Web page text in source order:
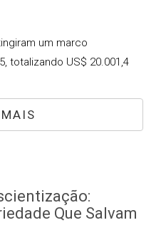
um marco
totalizando US$ 20.001,4
Que Salvam